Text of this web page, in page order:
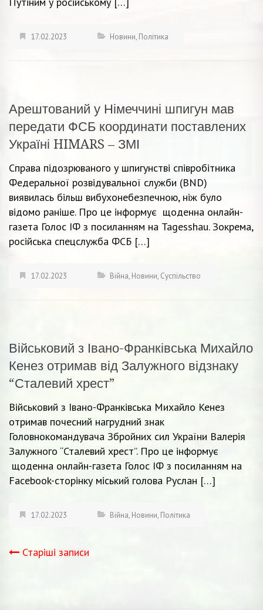
17.02.2023 Новини, Політика
Арештований у Німеччині шпигун мав
передати ФСБ координати поставлених
Україні HIMARS – ЗМІ
Справа підозрюваного у шпигунстві співробітника
Федеральної розвідувальної служби (BND)
виявилась більш вибухонебезпечною, ніж було
відомо раніше. Про це інформує щоденна онлайн-
газета Голос ІФ з посиланням на Tagesshau. Зокрема,
російська спецслужба ФСБ […]
17.02.2023 Війна, Новини, Суспільство
Військовий з Івано-Франківська Михайло
Кенез отримав від Залужного відзнаку
“Сталевий хрест”
Військовий з Івано-Франківська Михайло Кенез
отримав почесний нагрудний знак
Головнокомандувача Збройних сил України Валерія
Залужного “Сталевий хрест”. Про це інформує
щоденна онлайн-газета Голос ІФ з посиланням на
Facebook-сторінку міський голова Руслан […]
17.02.2023 Війна, Новини, Політика
Навігація
Старіші записи